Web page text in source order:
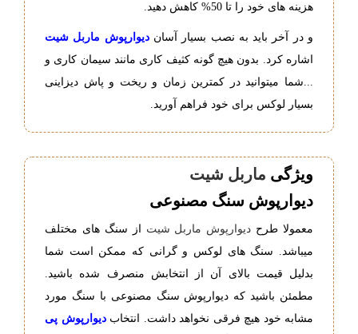
هزینه های خود را تا 50% کاهش دهید.
و در آخر باید به نصب بسیار آساندیوارپوش ماربل شیت
اشاره کرد. بدون هیچ گونه کثیف کاری مانند سیمان کاری و
...شما میتوانید در کمترین زمان و ریخت و پاش دیزاینی
بسیار لوکس برای خود فراهم آورید.
ویژگی ماربل شیت
دیوارپوش سنگ مصنوعی
معمولا طرح دیوارپوش ماربل شیت از سنگ های مختلف
میباشد. سنگ های لوکس و گرانی که ممکن است شما
بدلیل قیمت بالای آن از انتخابش منصرف شده باشید.
مطمئن باشید که دیوارپوش سنگ مصنوعی با سنگ مورد
مشابه خود هیچ فرقی نخواهد داشت. انتخابدیوارپوش پی